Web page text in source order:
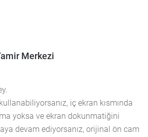
Merkezi
iç ekran kısmında
yoksa ve ekran dokunmatiğini
devam ediyorsanız, orijinal ön cam